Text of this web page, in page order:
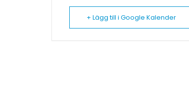
+ Lägg till i Google Kalender